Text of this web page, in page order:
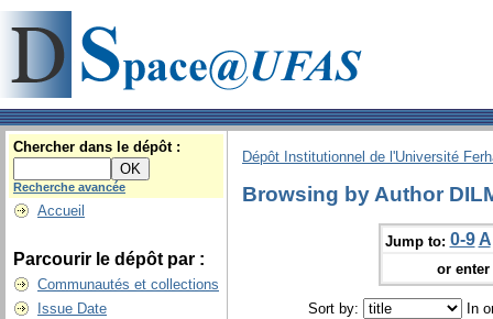
Chercher dans le dépôt :
Recherche avancée
Accueil
Parcourir le dépôt par :
Communautés et collections
Issue Date
Dépôt Institutionnel de l'Université
Browsing by Author
Jump to: 0-9 A
or
Sort by: In